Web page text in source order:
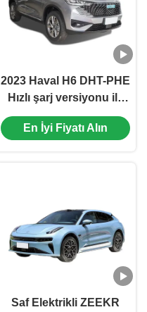
2023 Haval H6 DHT-PHE
Hızlı şarj versiyonu ile
plug-in hibrit elektrikli
araba Uzunluğu * Genişi
En İyi Fiyatı Alın
Saf Elektrikli ZEEKR